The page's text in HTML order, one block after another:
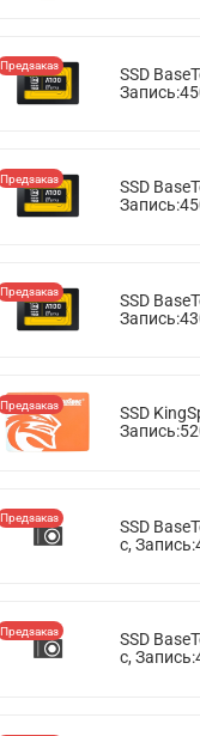
Предзаказ
SSD
Предзаказ
SSD
Предзаказ
SSD
Предзаказ
SSD
Предзаказ
SSD
с,
Предзаказ
SSD
с,